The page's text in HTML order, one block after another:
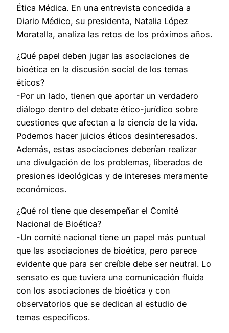
Ética Médica. En una entrevista concedida a
Diario Médico, su presidenta, Natalia López
Moratalla, analiza las retos de los próximos años.
¿Qué papel deben jugar las asociaciones de
bioética en la discusión social de los temas
éticos?
-Por un lado, tienen que aportar un verdadero
diálogo dentro del debate ético-jurídico sobre
cuestiones que afectan a la ciencia de la vida.
Podemos hacer juicios éticos desinteresados.
Además, estas asociaciones deberían realizar
una divulgación de los problemas, liberados de
presiones ideológicas y de intereses meramente
económicos.
¿Qué rol tiene que desempeñar el Comité
Nacional de Bioética?
-Un comité nacional tiene un papel más puntual
que las asociaciones de bioética, pero parece
evidente que para ser creíble debe ser neutral. Lo
sensato es que tuviera una comunicación fluida
con los asociaciones de bioética y con
observatorios que se dedican al estudio de
temas específicos.